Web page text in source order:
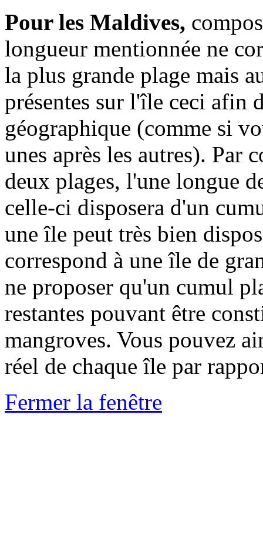
Pour les Maldives,
longueur mentionnée ne
la plus grande plage mais
présentes sur l'île ceci afin
géographique (comme si
unes après les autres). Par
deux plages, l'une longue
celle-ci disposera d'un
une île peut très bien
correspond à une île de
ne proposer qu'un cumul
restantes pouvant être
mangroves. Vous pouvez
réel de chaque île par
Fermer la fenêtre